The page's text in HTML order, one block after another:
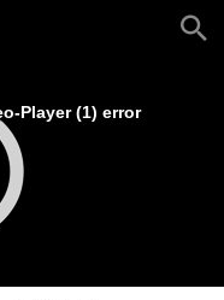
Player (1) error